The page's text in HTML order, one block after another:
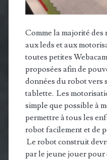
Comme la majorité
aux leds et aux
toutes petites
proposées afin de
données du robot vers
tablette. Les
simple que possible à
permettre à tous les
robot facilement et de
Le robot construit
par le jeune jouer pour